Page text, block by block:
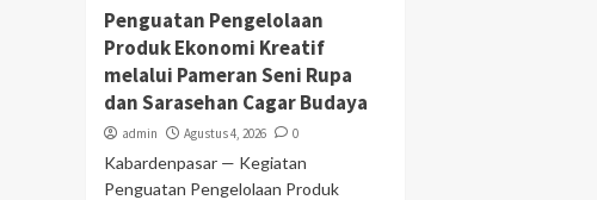
Penguatan Pengelolaan
Produk Ekonomi Kreatif
melalui Pameran Seni Rupa
dan Sarasehan Cagar Budaya
admin Agustus 4, 2026 0
Kabardenpasar — Kegiatan
Penguatan Pengelolaan Produk